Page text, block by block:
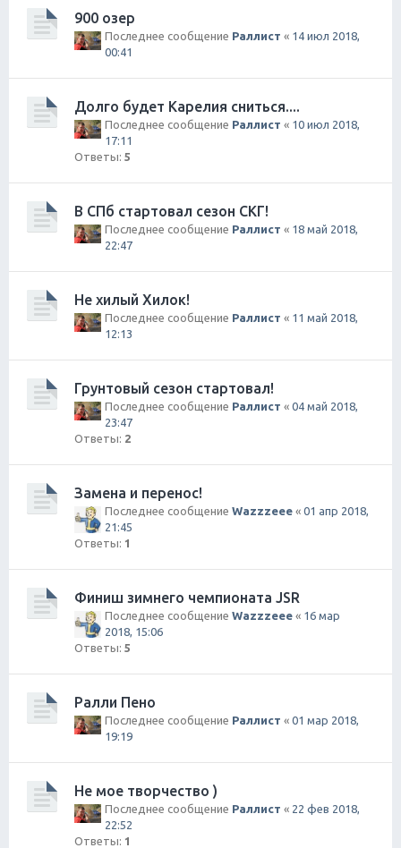
900 озер
Последнее сообщение Раллист « 14 июл 2018,
00:41
Долго будет Карелия сниться....
Последнее сообщение Раллист « 10 июл 2018,
17:11
Ответы: 5
В СПб стартовал сезон СКГ!
Последнее сообщение Раллист « 18 май 2018,
22:47
Не хилый Хилок!
Последнее сообщение Раллист « 11 май 2018,
12:13
Грунтовый сезон стартовал!
Последнее сообщение Раллист « 04 май 2018,
23:47
Ответы: 2
Замена и перенос!
Последнее сообщение Wazzzeee « 01 апр 2018,
21:45
Ответы: 1
Финиш зимнего чемпионата JSR
Последнее сообщение Wazzzeee « 16 мар
2018, 15:06
Ответы: 5
Ралли Пено
Последнее сообщение Раллист « 01 мар 2018,
19:19
Не мое творчество )
Последнее сообщение Раллист « 22 фев 2018,
22:52
Ответы: 1